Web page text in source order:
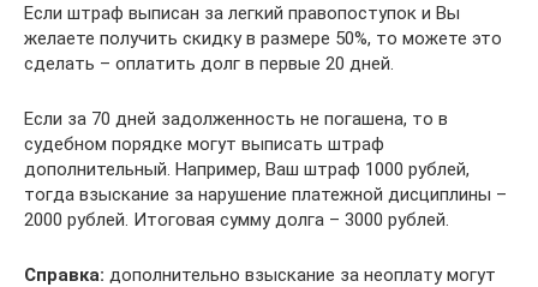
Если штраф выписан за легкий правопоступок и Вы
желаете получить скидку в размере 50%, то можете это
сделать – оплатить долг в первые 20 дней.
Если за 70 дней задолженность не погашена, то в
судебном порядке могут выписать штраф
дополнительный. Например, Ваш штраф 1000 рублей,
тогда взыскание за нарушение платежной дисциплины –
2000 рублей. Итоговая сумму долга – 3000 рублей.
Справка: дополнительно взыскание за неоплату могут